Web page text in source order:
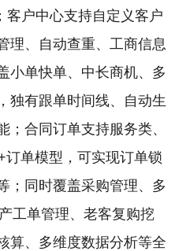
客户中心支持自定义客户
理、自动查重、工商信息
小单快单、中长商机、多
独有跟单时间线、自动生
；合同订单支持服务类、
单模型，可实现订单锁
；同时覆盖采购管理、多
工单管理、老客复购挖
算、多维度数据分析等全